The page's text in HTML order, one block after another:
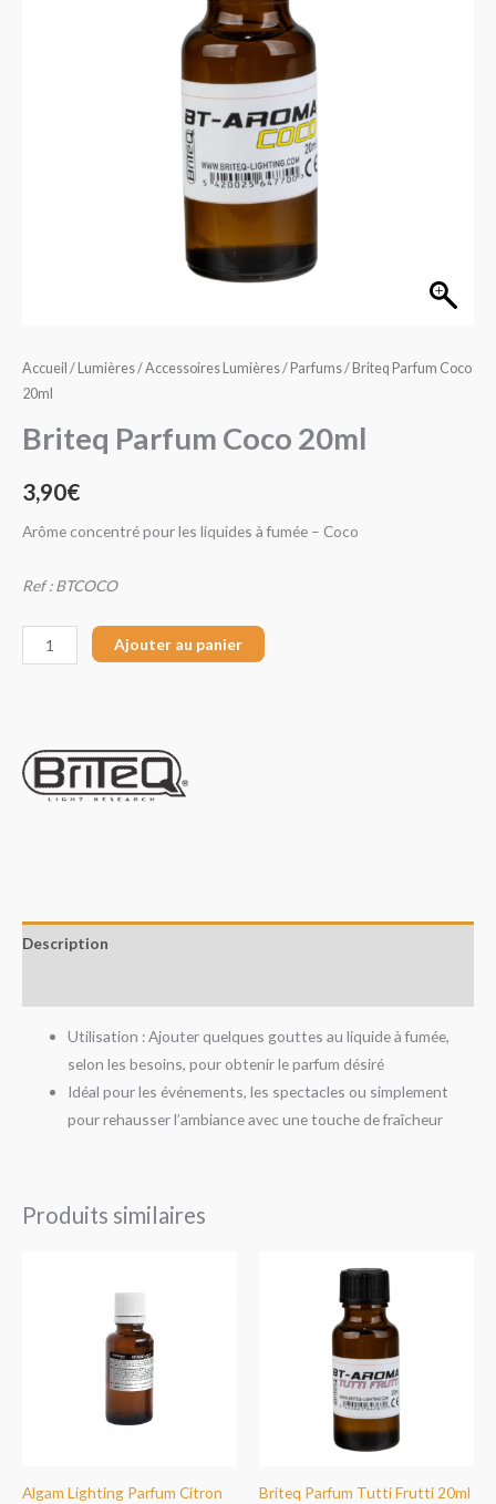
Accueil / Lumières/Accessoires Lumières/ Parfums/ Briteq Parfum Coco
20ml
Briteq Parfum Coco 20ml
3,90€
Arôme concentré pour les liquides à fumée – Coco
Ref : BTCOCO
Ajouter au panier
Description
Utilisation : Ajouter quelques gouttes au liquide à fumée,
selon les besoins, pour obtenir le parfum désiré
Idéal pour les événements, les spectacles ou simplement
pour rehausser l’ambiance avec une touche de fraîcheur
Produits similaires
Algam Lighting Parfum Citron
Briteq Parfum Tutti Frutti 20ml